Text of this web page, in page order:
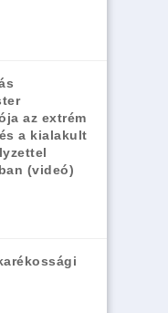
az extrém
a kialakult
(videó)